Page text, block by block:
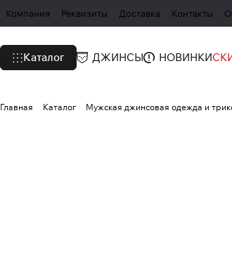
Компания Реквизиты Доставка Контакты
Каталог ДЖИНСЫ НОВИНКИ
Главная Каталог Мужская джинсовая одежда и